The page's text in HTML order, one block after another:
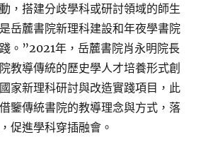
，搭建分歧學科或研討領域的師生
岳麓書院新理科建設和年夜學書院
。”2021年，岳麓書院肖永明院長
教導傳統的歷史學人才培養形式創
家新理科研討與改造實踐項目，此
鑒傳統書院的教導理念與方式，落
促進學科穿插融會。